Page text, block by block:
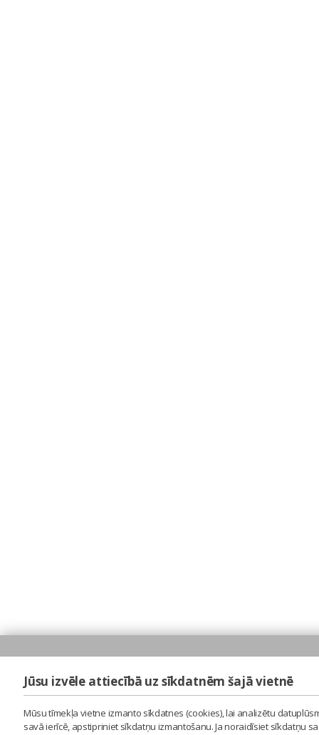
Jūsu izvēle attiecībā uz sīkdatnēm šajā vietnē
Mūsu tīmekļa vietne izmanto sīkdatnes (cookies), lai analizētu
savā ierīcē, apstipriniet sīkdatņu izmantošanu. Ja noraidīsiet sīkdatņu